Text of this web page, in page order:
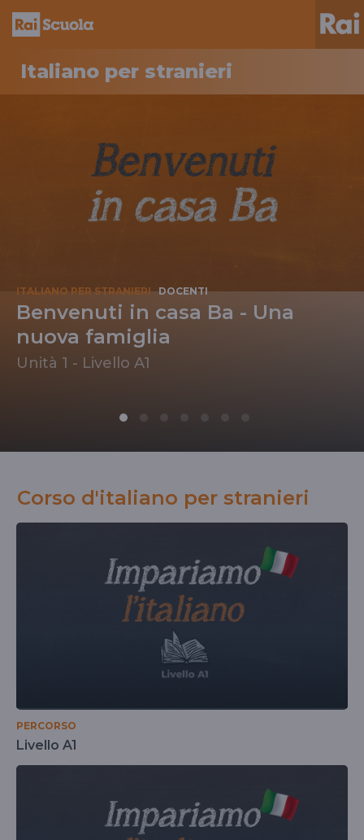
Italiano per stranieri
In
evidenza
ITALIANO PER STRANIERI DOCENTI
Benvenuti in casa Ba - Una
nuova famiglia
Unità 1 - Livello A1
Corso d'italiano per stranieri
PERCORSO
Livello A1